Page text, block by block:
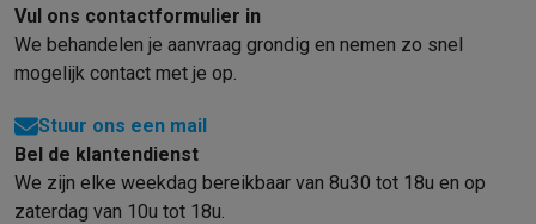
Vul ons contactformulier in
We behandelen je aanvraag grondig en nemen zo snel
mogelijk contact met je op.
Stuur ons een mail
Bel de klantendienst
We zijn elke weekdag bereikbaar van 8u30 tot 18u en op
zaterdag van 10u tot 18u.